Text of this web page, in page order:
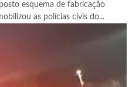
esquema de fabricação
as polícias civis do...